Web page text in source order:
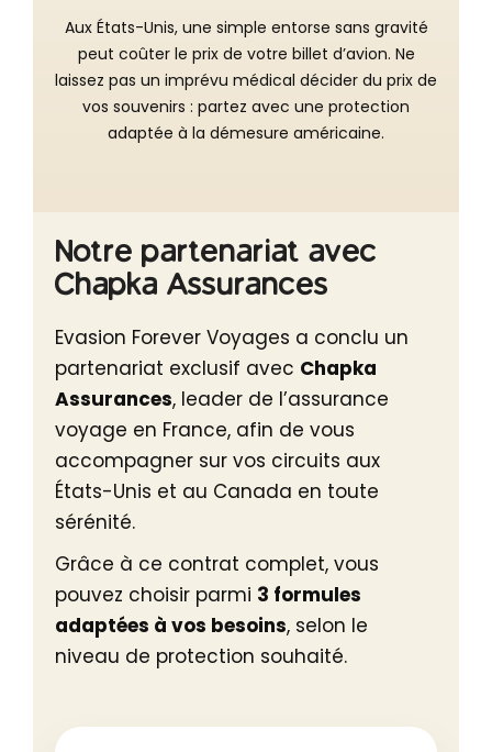
Aux États-Unis, une simple entorse sans gravité
peut coûter le prix de votre billet d’avion. Ne
laissez pas un imprévu médical décider du prix de
vos souvenirs : partez avec une protection
adaptée à la démesure américaine.
Notre partenariat avec
Chapka Assurances
Evasion Forever Voyages a conclu un
partenariat exclusif avec Chapka
Assurances, leader de l’assurance
voyage en France, afin de vous
accompagner sur vos circuits aux
États-Unis et au Canada en toute
sérénité.
Grâce à ce contrat complet, vous
pouvez choisir parmi 3 formules
adaptées à vos besoins, selon le
niveau de protection souhaité.